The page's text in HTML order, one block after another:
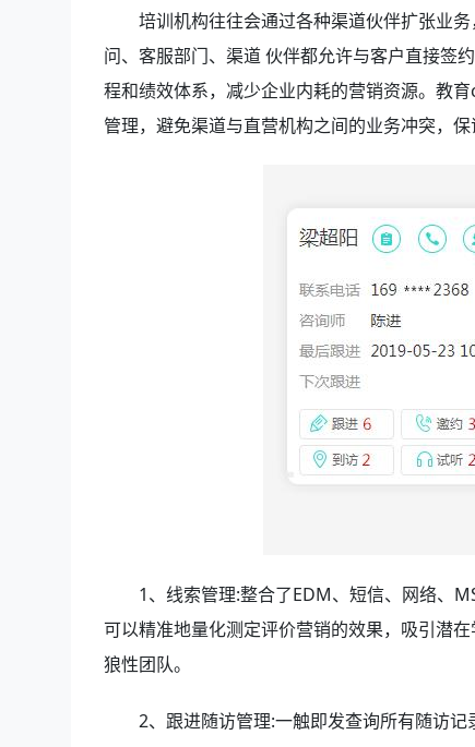
培训机构往往会通过各种渠道伙伴扩张业
问、客服部门、渠道 伙伴都允许与客户直接签
程和绩效体系，减少企业内耗的营销资源。教
管理，避免渠道与直营机构之间的业务冲突，保
1、线索管理:整合了EDM、短信、网络、
可以精准地量化测定评价营销的效果，吸引潜
狼性团队。
2、跟进随访管理:一触即发查询所有随访记